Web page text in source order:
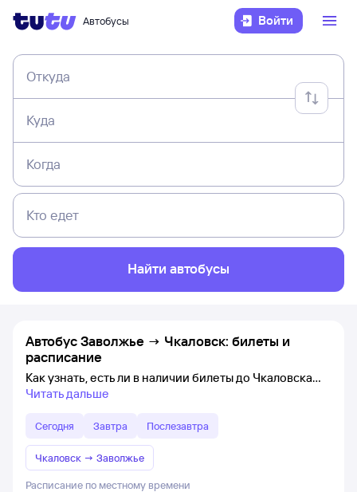
Автобусы Войти
Откуда
Куда
Когда
Кто едет
Найти автобусы
Автобус Заволжье → Чкаловск: билеты и
расписание
Как узнать, есть ли в наличии билеты до Чкаловска
Читать дальше
Сегодня Завтра Послезавтра
Чкаловск → Заволжье
Расписание по местному времени